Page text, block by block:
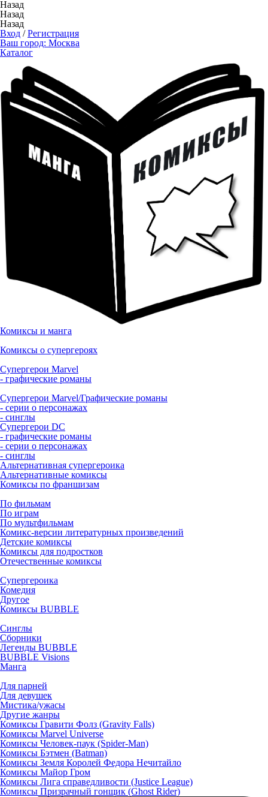
Назад
Назад
Назад
Вход /Регистрация
Ваш город: Москва
Каталог
Комиксы и манга
Комиксы о супергероях
Супергерои Marvel
- графические романы
Супергерои Marvel/Графические романы
- серии о персонажах
- синглы
Супергерои DC
- графические романы
- серии о персонажах
- синглы
Альтернативная супергероика
Альтернативные комиксы
Комиксы по франшизам
По фильмам
По играм
По мультфильмам
Комикс-версии литературных произведений
Детские комиксы
Комиксы для подростков
Отечественные комиксы
Супергероика
Комедия
Другое
Комиксы BUBBLE
Синглы
Сборники
Легенды BUBBLE
BUBBLE Visions
Манга
Для парней
Для девушек
Мистика/ужасы
Другие жанры
Комиксы Гравити Фолз (Gravity Falls)
Комиксы Marvel Universe
Комиксы Человек-паук (Spider-Man)
Комиксы Бэтмен (Batman)
Комиксы Земля Королей Федора Нечитайло
Комиксы Майор Гром
Комиксы Лига справедливости (Justice League)
Комиксы Призрачный гонщик (Ghost Rider)